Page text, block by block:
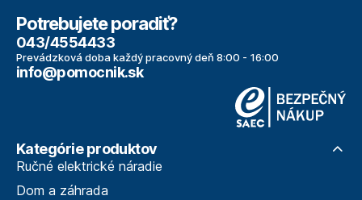
Potrebujete poradiť?
043/4554433
Prevádzková doba každý pracovný deň 8:00 - 16:00
info@pomocnik.sk
Kategórie produktov
Ručné elektrické náradie
Dom a záhrada